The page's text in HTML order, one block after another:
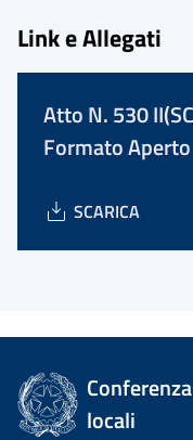
Link e Allegati
Atto N. 530
Formato Aperto
SCARICA
locali